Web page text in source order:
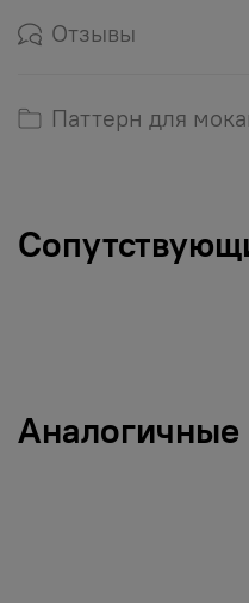
Отзывы
Паттерн для
Аналогичные